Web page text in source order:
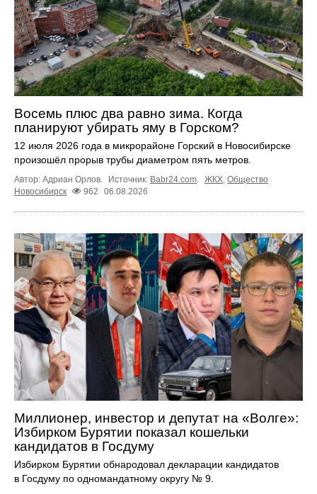
Восемь плюс два равно зима. Когда
планируют убирать яму в Горском?
12 июля 2026 года в микрорайоне Горский в Новосибирске
произошёл прорыв трубы диаметром пять метров.
Автор: Адриан Орлов. Источник: Babr24.com. ЖКХ, Общество
Новосибирск
962 06.08.2026
Миллионер, инвестор и депутат на «Волге»:
Избирком Бурятии показал кошельки
кандидатов в Госдуму
Избирком Бурятии обнародовал декларации кандидатов
в Госдуму по одномандатному округу № 9.